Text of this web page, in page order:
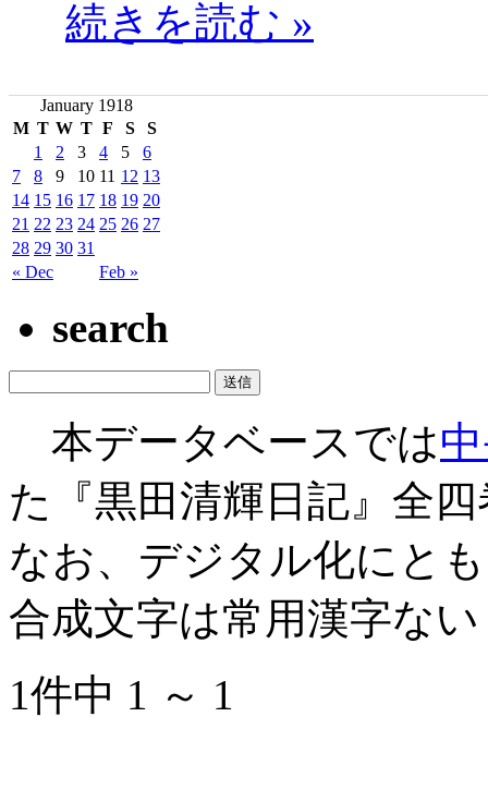
続きを読む »
January 1918
M T W T F S S
« Dec Feb »
1 2 3 4 5
6
7
8 9 10 11 12 13
14 15 16 17 18 19 20
21 22 23 24 25 26 27
28 29 30 31
search
本データベースでは
た『黒田清輝日記』全
なお、デジタル化にと
合成文字は常用漢字な
1件中 1 ～ 1